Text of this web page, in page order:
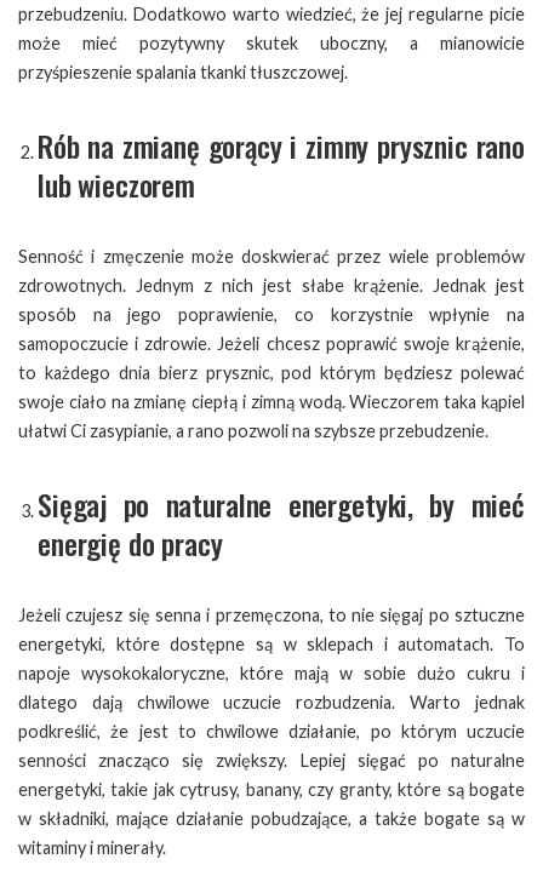
przebudzeniu. Dodatkowo warto wiedzieć, że jej regularne picie
może mieć pozytywny skutek uboczny, a mianowicie
przyśpieszenie spalania tkanki tłuszczowej.
Rób na zmianę gorący i zimny prysznic rano
lub wieczorem
Senność i zmęczenie może doskwierać przez wiele problemów
zdrowotnych. Jednym z nich jest słabe krążenie. Jednak jest
sposób na jego poprawienie, co korzystnie wpłynie na
samopoczucie i zdrowie. Jeżeli chcesz poprawić swoje krążenie,
to każdego dnia bierz prysznic, pod którym będziesz polewać
swoje ciało na zmianę ciepłą i zimną wodą. Wieczorem taka kąpiel
ułatwi Ci zasypianie, a rano pozwoli na szybsze przebudzenie.
Sięgaj po naturalne energetyki, by mieć
energię do pracy
Jeżeli czujesz się senna i przemęczona, to nie sięgaj po sztuczne
energetyki, które dostępne są w sklepach i automatach. To
napoje wysokokaloryczne, które mają w sobie dużo cukru i
dlatego dają chwilowe uczucie rozbudzenia. Warto jednak
podkreślić, że jest to chwilowe działanie, po którym uczucie
senności znacząco się zwiększy. Lepiej sięgać po naturalne
energetyki, takie jak cytrusy, banany, czy granty, które są bogate
w składniki, mające działanie pobudzające, a także bogate są w
witaminy i minerały.